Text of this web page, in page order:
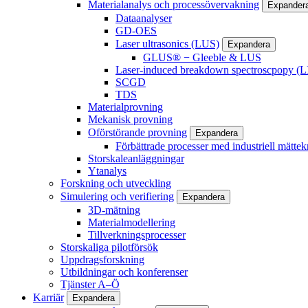
Materialanalys och processövervakning
Dataanalyser
GD-OES
Laser ultrasonics (LUS)
Expandera
GLUS® − Gleeble & LUS
Laser-induced breakdown spectroscpopy
SCGD
TDS
Materialprovning
Mekanisk provning
Oförstörande provning
Expandera
Förbättrade processer med industriell
Storskaleanläggningar
Ytanalys
Forskning och utveckling
Simulering och verifiering
Expandera
3D-mätning
Materialmodellering
Tillverkningsprocesser
Storskaliga pilotförsök
Uppdragsforskning
Utbildningar och konferenser
Tjänster A–Ö
Karriär
Expandera